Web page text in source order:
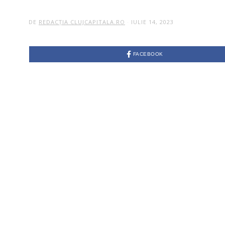
DE REDACȚIA CLUJCAPITALA.RO IULIE 14, 2023
FACEBOOK